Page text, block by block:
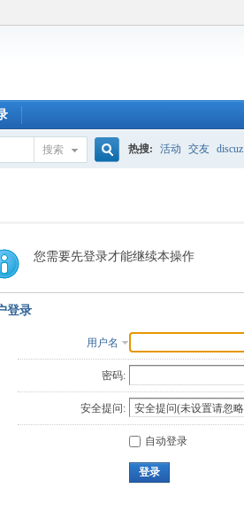
搜索
索
热搜: 活动 交友 discuz
您需要先登录才能继续本操作
登录
用户名
密码:
安全提问:
自动登录
登录